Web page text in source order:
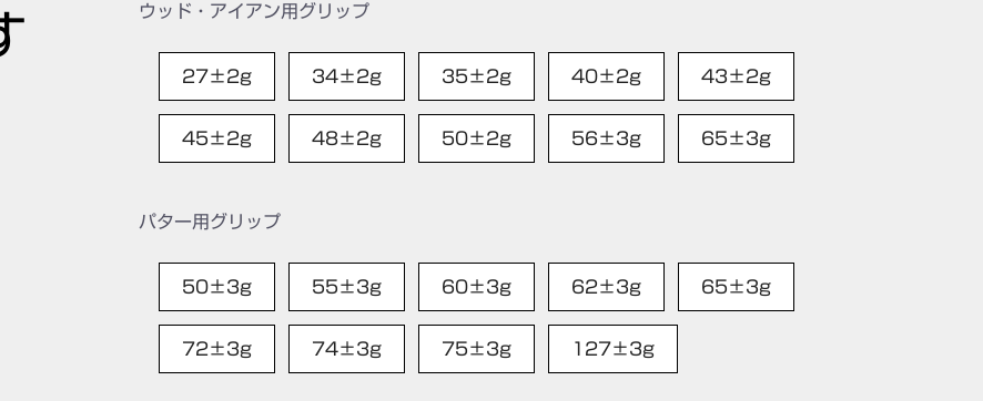
ウッド・アイアン用グリップ
27±2g 34±2g 35±2g 40±2g 43±2g
45±2g 48±2g 50±2g 56±3g 65±3g
パター用グリップ
50±3g 55±3g 60±3g 62±3g 65±3g
72±3g 74±3g 75±3g 127±3g